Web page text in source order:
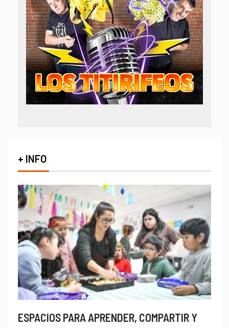
+ INFO
ESPACIOS PARA APRENDER, COMPARTIR Y